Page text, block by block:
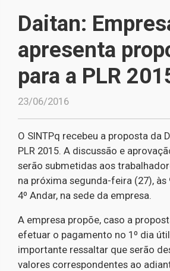
Daitan:
apresenta
para a PLR
23/06/2016
O SINTPq recebeu a proposta da
PLR 2015. A discussão e
serão submetidas aos
na próxima segunda-feira (27), às
4º Andar, na sede da empresa.
A empresa propõe, caso a
efetuar o pagamento no 1º dia
importante ressaltar que serão
valores correspondentes ao